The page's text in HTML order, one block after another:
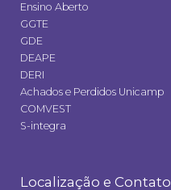
Ensino Aberto
GGTE
GDE
DEAPE
DERI
Achados e Perdidos Unicamp
COMVEST
S-integra
Localização e Contato